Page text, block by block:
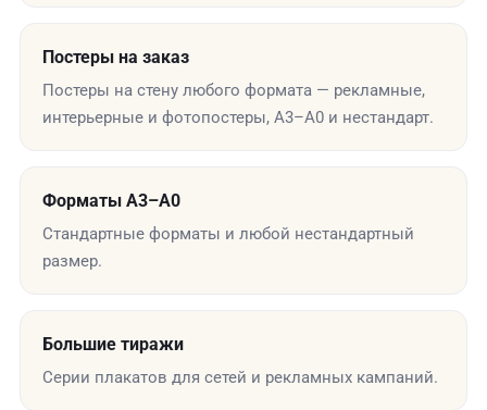
Постеры на заказ
Постеры на стену любого формата — рекламные,
интерьерные и фотопостеры, А3–А0 и нестандарт.
Форматы А3–А0
Стандартные форматы и любой нестандартный
размер.
Большие тиражи
Серии плакатов для сетей и рекламных кампаний.